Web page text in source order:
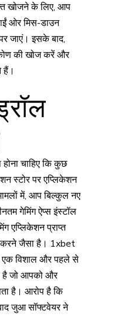
खोजने के लिए, आप
ओर मिस-डाउन
जाएं। इसके बाद,
की खोज करें और
चाहिए कि कुछ
स्टोर पर एप्लिकेशन
में, आप बिल्कुल नए
गेमिंग ऐप्स इंस्टॉल
एप्लिकेशन प्राप्त
करने जैसा है। 1xbet
एक विशाल और पहले से
है जो आपको और
है। आरोप है कि
जुआ सॉफ्टवेयर ने